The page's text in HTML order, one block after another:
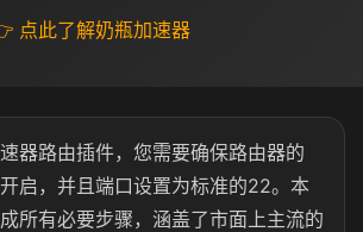
点此了解奶瓶加速器
器路由插件，您需要确保路由器的
启，并且端口设置为标准的22。本
所有必要步骤，涵盖了市面上主流的